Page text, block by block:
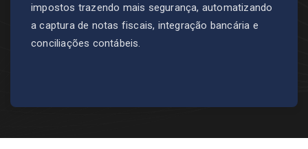
impostos trazendo mais segurança, automatizando
a captura de notas fiscais, integração bancária e
conciliações contábeis.